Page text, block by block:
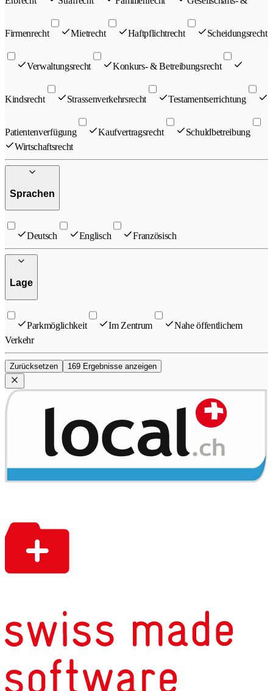
Firmenrecht Mietrecht Haftpflichtrecht Scheidungsrecht
Verwaltungsrecht Konkurs- & Betreibungsrecht
Kindsrecht Strassenverkehrsrecht Testamentserrichtung
Patientenverfügung Kaufvertragsrecht
Schuldbetreibung
Wirtschaftsrecht
Sprachen
Deutsch Englisch Französisch
Lage
Parkmöglichkeit Im Zentrum
Nahe öffentlichem
Verkehr
Zurücksetzen 169 Ergebnisse anzeigen